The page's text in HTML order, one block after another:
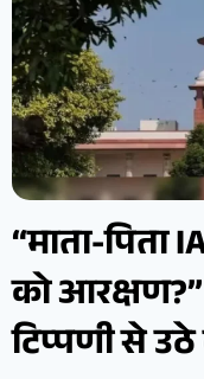
“माता-पिता
को आरक्षण?”
टिप्पणी से